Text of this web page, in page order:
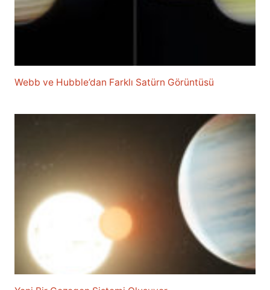
Webb ve Hubble’dan Farklı Satürn Görüntüsü